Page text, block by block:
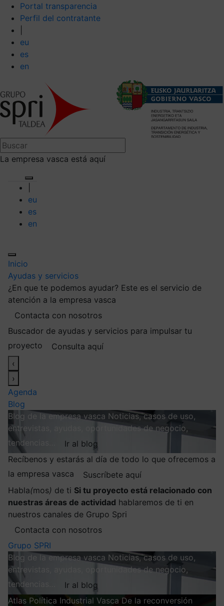
Portal transparencia
Perfil del contratante
eu
es
en
La empresa vasca está aquí
eu
es
en
Inicio
Ayudas y servicios
¿En que te podemos ayudar? Este es el servicio de
atención a la empresa vasca
Contacta con nosotros
Buscador de ayudas y servicios para impulsar tu
proyecto
Consulta aquí
‹
›
Agenda
Blog
Blog de la empresa vasca Noticias, casos de uso,
entrevistas, ayudas, oportunidades de negocio,
tendencias…
Ir al blog
Recíbenos y estarás al día de todo lo que ofrecemos a
la empresa vasca
Suscríbete aquí
Habla(mos) de ti Si tu proyecto está relacionado con
nuestras áreas de actividad hablaremos de ti en
nuestros canales de Grupo Spri
Contacta con nosotros
Grupo SPRI
Blog de la empresa vasca Noticias, casos de uso,
entrevistas, ayudas, oportunidades de negocio,
tendencias…
Ir al blog
Atlas Política Industrial Vasca De la reconversión